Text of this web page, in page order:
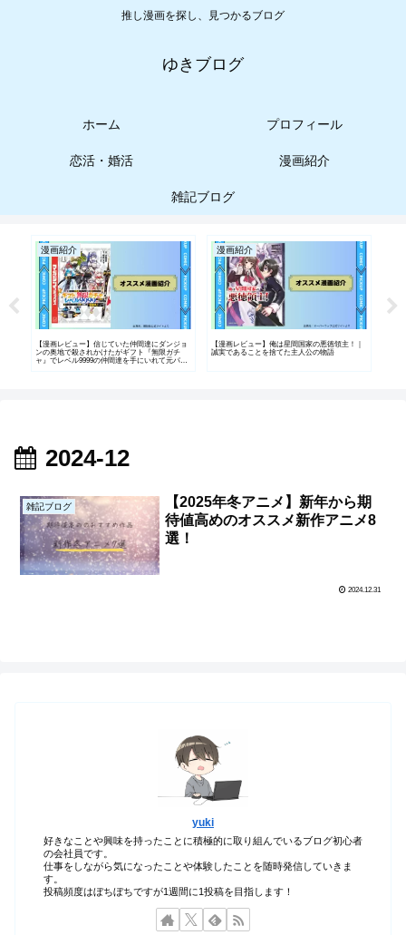
推し漫画を探し、見つかるブログ
ゆきブログ
ホーム プロフィール
恋活・婚活 漫画紹介
雑記ブログ
漫画紹介
【漫画レビュー】信じていた仲間達にダンジョ
ンの奥地で殺されかけたがギフト『無限ガチ
ャ』でレベル9999の仲間達を手にいれて元パー
漫画紹介
【漫画レビュー】俺は星間国家の悪徳領主！｜
誠実であることを捨てた主人公の物語
2024-12
雑記ブログ
【2025年冬アニメ】新年から期
待値高めのオススメ新作アニメ8
選！
2024.12.31
yuki
好きなことや興味を持ったことに積極的に取り組んでいるブログ初心者
の会社員です。
仕事をしながら気になったことや体験したことを随時発信していきま
す。
投稿頻度はぼちぼちですが1週間に1投稿を目指します！